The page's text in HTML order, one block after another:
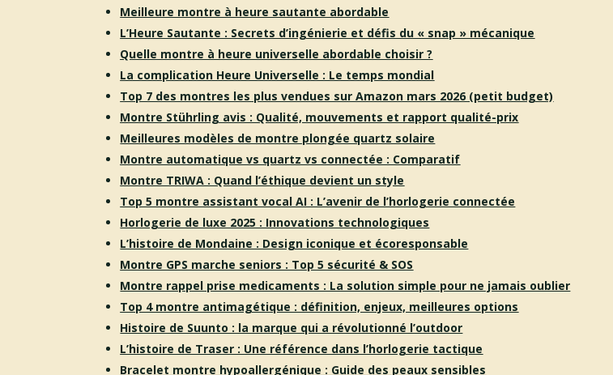
Meilleure montre à heure sautante abordable
L’Heure Sautante : Secrets d’ingénierie et défis du « snap » mécanique
Quelle montre à heure universelle abordable choisir ?
La complication Heure Universelle : Le temps mondial
Top 7 des montres les plus vendues sur Amazon mars 2026 (petit budget)
Montre Stührling avis : Qualité, mouvements et rapport qualité-prix
Meilleures modèles de montre plongée quartz solaire
Montre automatique vs quartz vs connectée : Comparatif
Montre TRIWA : Quand l’éthique devient un style
Top 5 montre assistant vocal AI : L’avenir de l’horlogerie connectée
Horlogerie de luxe 2025 : Innovations technologiques
L’histoire de Mondaine : Design iconique et écoresponsable
Montre GPS marche seniors : Top 5 sécurité & SOS
Montre rappel prise medicaments : La solution simple pour ne jamais oublier
Top 4 montre antimagétique : définition, enjeux, meilleures options
Histoire de Suunto : la marque qui a révolutionné l’outdoor
L’histoire de Traser : Une référence dans l’horlogerie tactique
Bracelet montre hypoallergénique : Guide des peaux sensibles